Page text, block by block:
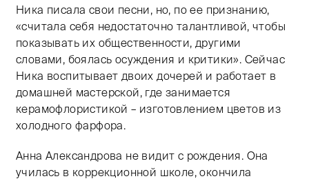
Ника писала свои песни, но, по ее признанию,
«считала себя недостаточно талантливой, чтобы
показывать их общественности, другими
словами, боялась осуждения и критики». Сейчас
Ника воспитывает двоих дочерей и работает в
домашней мастерской, где занимается
керамофлористикой – изготовлением цветов из
холодного фарфора.
Анна Александрова не видит с рождения. Она
училась в коррекционной школе, окончила